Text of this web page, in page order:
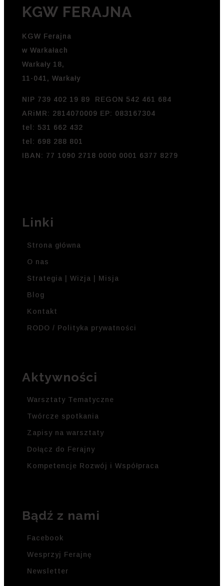
KGW FERAJNA
KGW Ferajna
w Warkałach
Warkały 18,
11-041, Warkały
NIP 739 402 19 89 REGON 542 461 684
ARiMR: 2814070009 EP: 083167304
tel: 531 662 432
tel: 698 288 801
IBAN: 77 1090 2718 0000 0001 6377 8279
Linki
Strona główna
O nas
Strategia | Wizja | Misja
Blog
Kontakt
RODO / Polityka prywatności
Aktywności
Warsztaty Tematyczne
Twórcze spotkania
Zapisy na warsztaty
Dołącz do Ferajny
Kompetencje Rozwój i Współpraca
Bądź z nami
Facebook
Wesprzyj Ferajnę
Newsletter